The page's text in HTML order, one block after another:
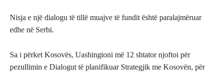
Nisja e një dialogu të tillë muajve të fundit është paralajmëruar
edhe në Serbi.
Sa i përket Kosovës, Uashingtoni më 12 shtator njoftoi për
pezullimin e Dialogut të planifikuar Strategjik me Kosovën, për